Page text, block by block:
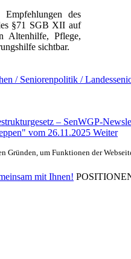
des
§71 SGB XII auf
Altenhilfe, Pflege,
sichtbar.
/ Seniorenpolitik /
– SenWGP-
vom 26.11.2025 Weiter
Gründen, um Funktionen der
mit Ihnen!